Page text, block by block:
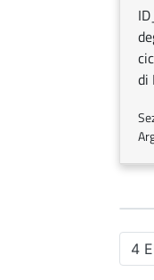
di
4